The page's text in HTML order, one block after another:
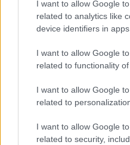
I want to allow Google
related to analytics like
device identifiers in apps.
I want to allow Google
related to functionality
I want to allow Google
related to
I want to allow Google
related to security,